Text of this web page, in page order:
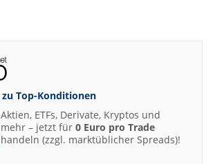
Top-Konditionen
Aktien, ETFs, Derivate, Kryptos und
mehr – jetzt für 0 Euro pro Trade
handeln (zzgl. marktüblicher Spreads)!